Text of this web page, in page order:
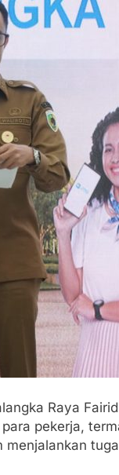
Raya
pekerja,